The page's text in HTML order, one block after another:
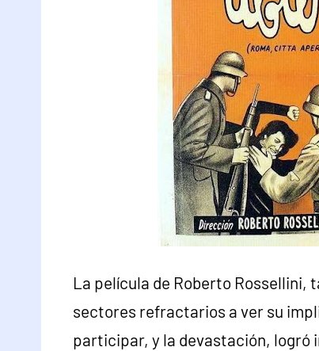
La película de Roberto
sectores refractarios a ver su
participar, y la devastación, logró